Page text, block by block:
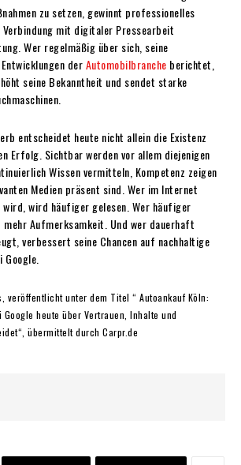
zu setzen, gewinnt professionelles
mit digitaler Pressearbeit
Wer regelmäßig über sich, seine
derAutomobilbranche berichtet,
seine Bekanntheit und sendet starke
entscheidet heute nicht allein die Existenz
Erfolg. Sichtbar werden vor allem diejenigen
Wissen vermitteln, Kompetenz zeigen
Medien präsent sind. Wer im Internet
wird häufiger gelesen. Wer häufiger
mehr Aufmerksamkeit. Und wer dauerhaft
verbessert seine Chancen auf nachhaltige
Google.
veröffentlicht unter dem Titel “ Autoankauf Köln:
heute über Vertrauen, Inhalte und
übermittelt durch Carpr.de